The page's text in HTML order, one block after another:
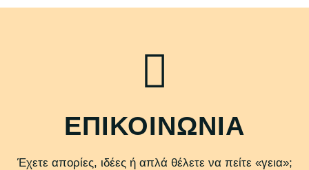
ΕΠΙΚΟΙΝΩΝΙΑ
Έχετε απορίες, ιδέες ή απλά θέλετε να πείτε «γεια»;